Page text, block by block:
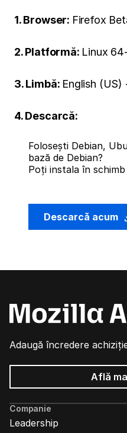
1. Browser: Firefox
2. Platformă: Linux
3. Limbă: English (US)
4. Descarcă:
Folosești Debian,
bază de Debian?
Poți instala în schimb
Descarcă acum
Adaugă încredere
Află
Companie
Leadership